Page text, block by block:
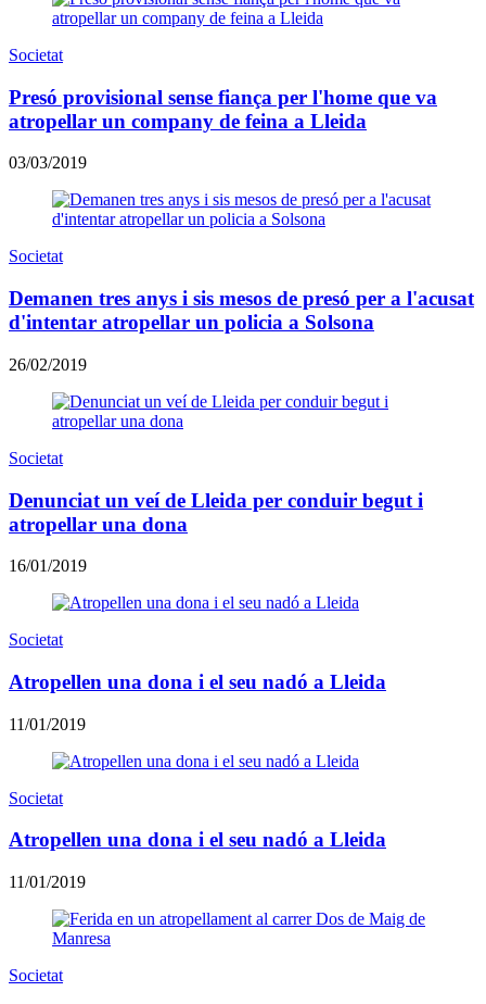
Societat
Presó provisional sense fiança per l'home que va
atropellar un company de feina a Lleida
03/03/2019
Societat
Demanen tres anys i sis mesos de presó per a l'acusat
d'intentar atropellar un policia a Solsona
26/02/2019
Societat
Denunciat un veí de Lleida per conduir begut i
atropellar una dona
16/01/2019
Societat
Atropellen una dona i el seu nadó a Lleida
11/01/2019
Societat
Atropellen una dona i el seu nadó a Lleida
11/01/2019
Societat